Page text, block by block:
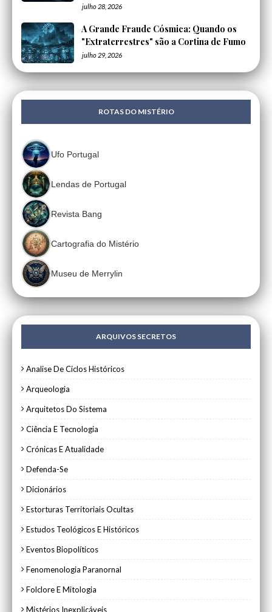
julho 28, 2026
A Grande Fraude Cósmica: Quando os
"Extraterrestres" são a Cortina de Fumo
julho 29, 2026
ROTAS DO MISTÉRIO
Ufo Portugal
Lendas de Portugal
Revista Bang
Cartografia do Mistério
Museu de Merrylin
ARQUIVOS SECRETOS
Analise De Ciclos Históricos
Arqueologia
Arquitetos Do Sistema
Ciência E Tecnologia
Crónicas E Atualidade
Defenda-Se
Dicionários
Estorturas Territoriais Ocultas
Estudos Teológicos E Históricos
Eventos Biopolíticos
Fenomenologia Paranornal
Folclore E Mitologia
Mistérios Inexplicáveis